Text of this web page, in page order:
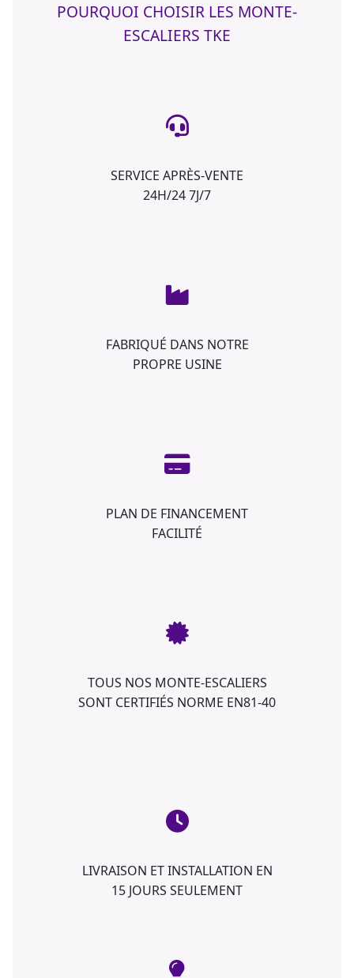
POURQUOI CHOISIR LES MONTE-
ESCALIERS TKE
SERVICE APRÈS-VENTE
24H/24 7J/7
FABRIQUÉ DANS NOTRE
PROPRE USINE
PLAN DE FINANCEMENT
FACILITÉ
TOUS NOS MONTE-ESCALIERS
SONT CERTIFIÉS NORME EN81-40
LIVRAISON ET INSTALLATION EN
15 JOURS SEULEMENT